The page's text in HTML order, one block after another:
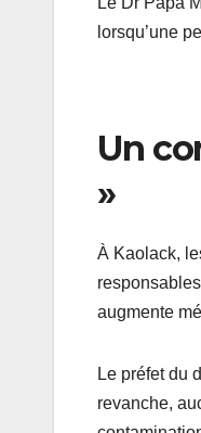
lorsqu’une
Un
»
À Kaolack,
augmente
Le préfet du
revanche,